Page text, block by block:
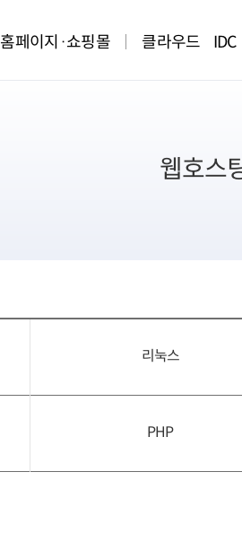
홈페이지·쇼핑몰 클라우드 IDC
웹호스
리눅스
PHP